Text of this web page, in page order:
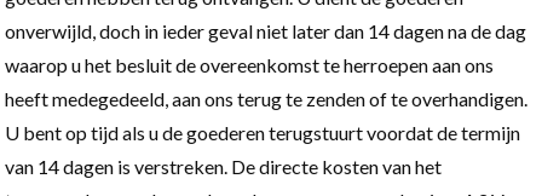
onverwijld, doch in ieder geval niet later dan 14 dagen na de dag
waarop u het besluit de overeenkomst te herroepen aan ons
heeft medegedeeld, aan ons terug te zenden of te overhandigen.
U bent op tijd als u de goederen terugstuurt voordat de termijn
van 14 dagen is verstreken. De directe kosten van het